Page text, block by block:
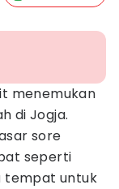
menemukan
di Jogja.
sore
seperti
tempat untuk